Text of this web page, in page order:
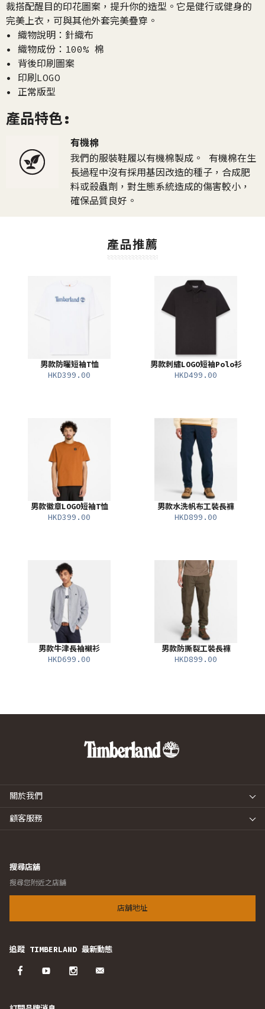
裁搭配醒目的印花圖案，提升你的造型。它是健行或健身的
完美上衣，可與其他外套完美疊穿。
• 織物說明：針織布
• 織物成份：100% 棉
• 背後印刷圖案
• 印刷LOGO
• 正常版型
產品特色:
有機棉
我們的服裝鞋履以有機棉製成。 有機棉在生
長過程中沒有採用基因改造的種子，合成肥
料或殺蟲劑，對生態系統造成的傷害較小，
確保品質良好。
產品推薦
男款防曬短袖T恤
HKD399.00
男款刺繡LOGO短袖Polo衫
HKD499.00
男款徽章LOGO短袖T恤
HKD399.00
男款水洗帆布工裝長褲
HKD899.00
男款牛津長袖襯衫
HKD699.00
男款防撕裂工裝長褲
HKD899.00
關於我們
顧客服務
搜尋店舖
搜尋您附近之店舖
店舖地址
追蹤 TIMBERLAND 最新動態